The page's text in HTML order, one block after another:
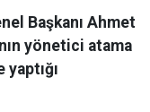
Başkanı Ahmet
yönetici atama